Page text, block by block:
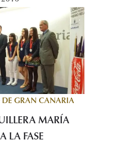
GRAN CANARIA
MARÍA
LA FASE